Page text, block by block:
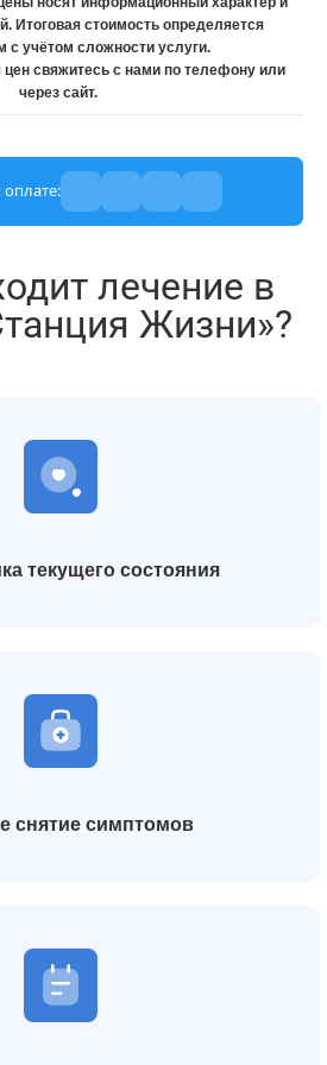
Итоговая стоимость определяется
с учётом сложности услуги.
цен свяжитесь с нами по телефону или
через сайт.
лечение в
Жизни»?
текущего состояния
снятие симптомов